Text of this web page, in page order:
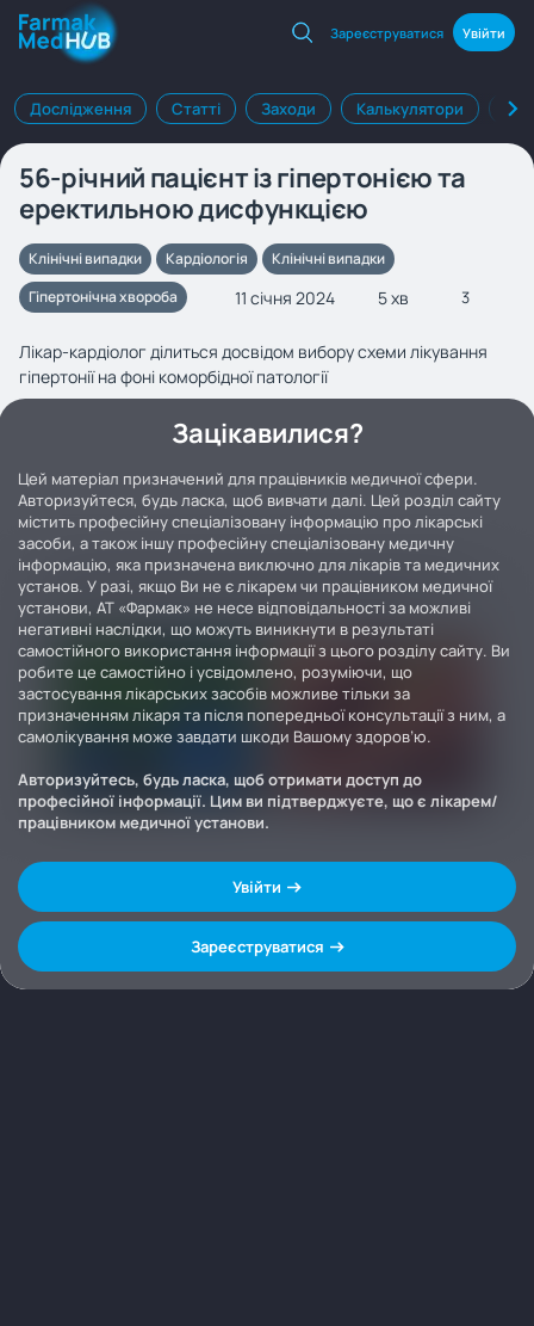
Зареєструватися Увійти
Дослідження Статті Заходи Калькулятори
56-річний пацієнт із гіпертонією та
еректильною дисфункцією
Клінічні випадки Кардіологія
Клінічні випадки
Гіпертонічна хвороба
11 січня 2024 5 хв 3
Лікар-кардіолог ділиться досвідом вибору схеми лікування
гіпертонії на фоні коморбідної патології
Зацікавилися?
Цей матеріал призначений для працівників медичної сфери.
Авторизуйтеся, будь ласка, щоб вивчати далі. Цей розділ сайту
містить професійну спеціалізовану інформацію про лікарські
засоби, а також іншу професійну спеціалізовану медичну
інформацію, яка призначена виключно для лікарів та медичних
установ. У разі, якщо Ви не є лікарем чи працівником медичної
установи, АТ «Фармак» не несе відповідальності за можливі
негативні наслідки, що можуть виникнути в результаті
самостійного використання інформації з цього розділу сайту. Ви
робите це самостійно і усвідомлено, розуміючи, що
застосування лікарських засобів можливе тільки за
призначенням лікаря та після попередньої консультації з ним, а
самолікування може завдати шкоди Вашому здоров’ю.
Авторизуйтесь, будь ласка, щоб отримати доступ до
професійної інформації. Цим ви підтверджуєте, що є лікарем/
працівником медичної установи.
Увійти
Зареєструватися